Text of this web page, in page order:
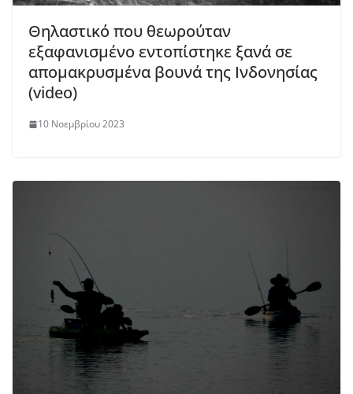
Θηλαστικό που θεωρούταν
εξαφανισμένο εντοπίστηκε ξανά σε
απομακρυσμένα βουνά της Ινδονησίας
(video)
10 Νοεμβρίου 2023